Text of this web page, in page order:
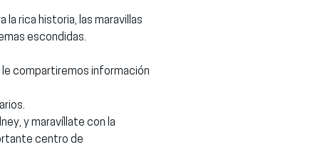
escondidas.
le compartiremos información
y maravíllate con la
centro de